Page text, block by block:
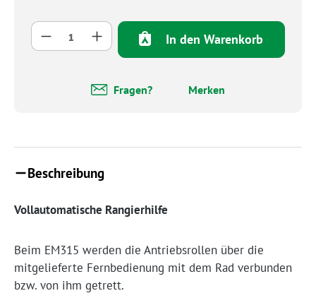
Produkt Anzahl: Gib den gewünschten
In den Warenkorb
Fragen? Merken
Beschreibung
Vollautomatische Rangierhilfe
Beim EM315 werden die Antriebsrollen über die
mitgelieferte Fernbedienung mit dem Rad verbunden
bzw. von ihm getrett.